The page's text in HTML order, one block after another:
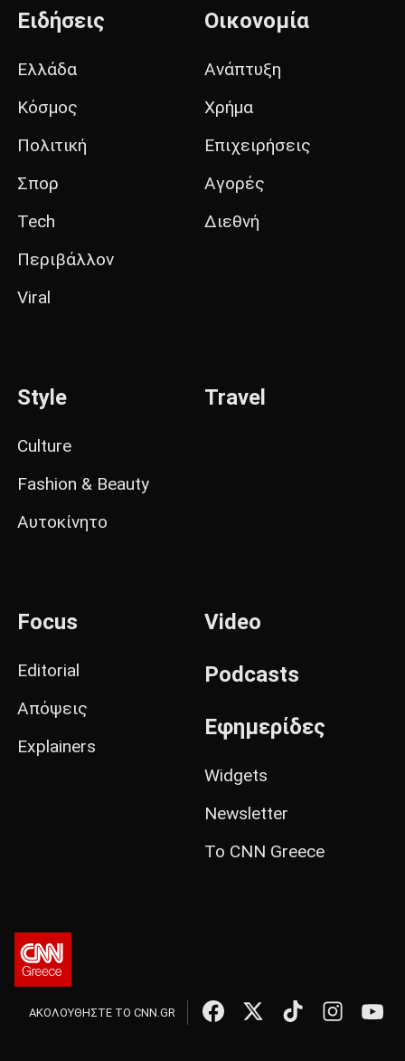
Ειδήσεις
Ελλάδα
Κόσμος
Πολιτική
Σπορ
Tech
Περιβάλλον
Viral
Οικονομία
Ανάπτυξη
Χρήμα
Επιχειρήσεις
Αγορές
Διεθνή
Style
Culture
Fashion & Beauty
Αυτοκίνητο
Travel
Focus
Editorial
Απόψεις
Explainers
Video
Podcasts
Εφημερίδες
Widgets
Newsletter
Το CNN Greece
ΑΚΟΛΟΥΘΗΣΤΕ ΤΟ CNN.GR